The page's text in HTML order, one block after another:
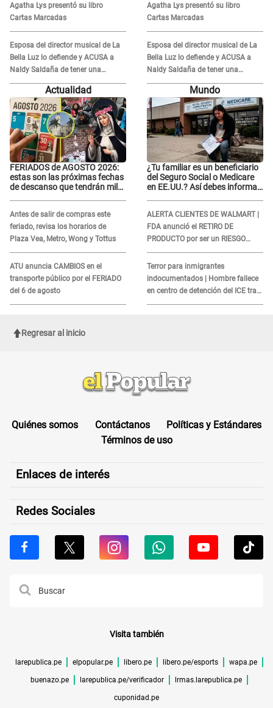
grabar"
Agatha Lys presentó su libro
Cartas Marcadas
Esposa del director musical de La
Bella Luz lo defiende y ACUSA a
Naldy Saldaña de tener una
relación con él y otros integrantes
grabar"
Agatha Lys presentó su libro
Cartas Marcadas
Esposa del director musical de La
Bella Luz lo defiende y ACUSA a
Naldy Saldaña de tener una
relación con él y otros integrantes
Actualidad
FERIADOS de AGOSTO 2026:
estas son las próximas fechas
de descanso que tendrán miles
Antes de salir de compras este
feriado, revisa los horarios de
Plaza Vea, Metro, Wong y Tottus
ATU anuncia CAMBIOS en el
transporte público por el FERIADO
del 6 de agosto
Mundo
¿Tu familiar es un beneficiario
del Seguro Social o Medicare
en EE.UU.? Así debes informar
ALERTA CLIENTES DE WALMART |
FDA anunció el RETIRO DE
PRODUCTO por ser un RIESGO
MORTAL para consumidores: ¿Cuál
es?
Terror para inmigrantes
indocumentados | Hombre fallece
en centro de detención del ICE tras
sufrir una "emergencia médica"
Regresar al inicio
Quiénes somos Contáctanos
Políticas y Estándares
Términos de uso
Enlaces de interés
Redes Sociales
Visita también
larepublica.pe elpopular.pe libero.pe libero.pe/esports wapa.pe
buenazo.pe larepublica.pe/verificador lrmas.larepublica.pe
cuponidad.pe